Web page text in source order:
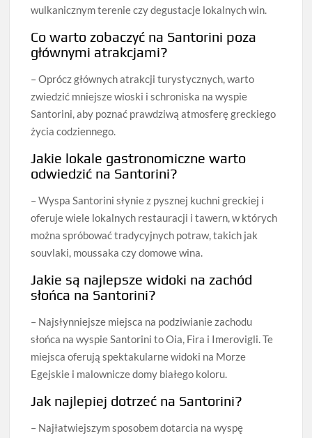
wulkanicznym terenie czy degustacje lokalnych win.
Co warto zobaczyć na Santorini poza
głównymi atrakcjami?
– Oprócz głównych atrakcji turystycznych, warto
zwiedzić mniejsze wioski i schroniska na wyspie
Santorini, aby poznać prawdziwą atmosferę greckiego
życia codziennego.
Jakie lokale gastronomiczne warto
odwiedzić na Santorini?
– Wyspa Santorini słynie z pysznej kuchni greckiej i
oferuje wiele lokalnych restauracji i tawern, w których
można spróbować tradycyjnych potraw, takich jak
souvlaki, moussaka czy domowe wina.
Jakie są najlepsze widoki na zachód
słońca na Santorini?
– Najsłynniejsze miejsca na podziwianie zachodu
słońca na wyspie Santorini to Oia, Fira i Imerovigli. Te
miejsca oferują spektakularne widoki na Morze
Egejskie i malownicze domy białego koloru.
Jak najlepiej dotrzeć na Santorini?
– Najłatwiejszym sposobem dotarcia na wyspę